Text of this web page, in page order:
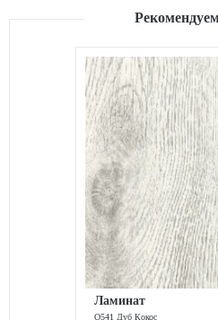
Ламинат
O541 Дуб Кокос